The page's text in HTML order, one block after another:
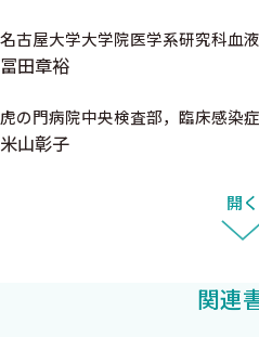
6. 何歳まで標準の化学療法が可
7. 高齢者のAMLに対する治療は
9. 中間リスクの若年者AMLの第
〈諫田淳也〉
11. 75歳以上のAML患者．外来で
12. APLに対する至適な寛解導
名古屋大学大学院医学系研究科血
冨田章裕
虎の門病院中央検査部，臨床感染
米山彰子
開く
関連